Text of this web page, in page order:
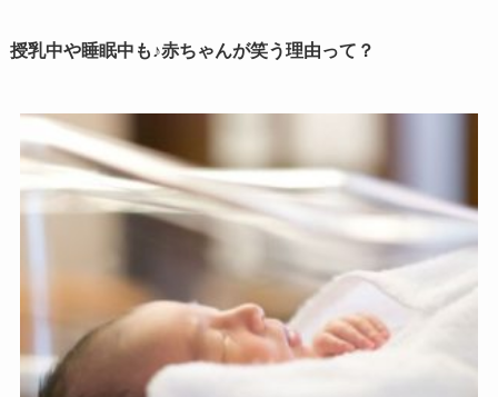
授乳中や睡眠中も♪赤ちゃんが笑う理由って？